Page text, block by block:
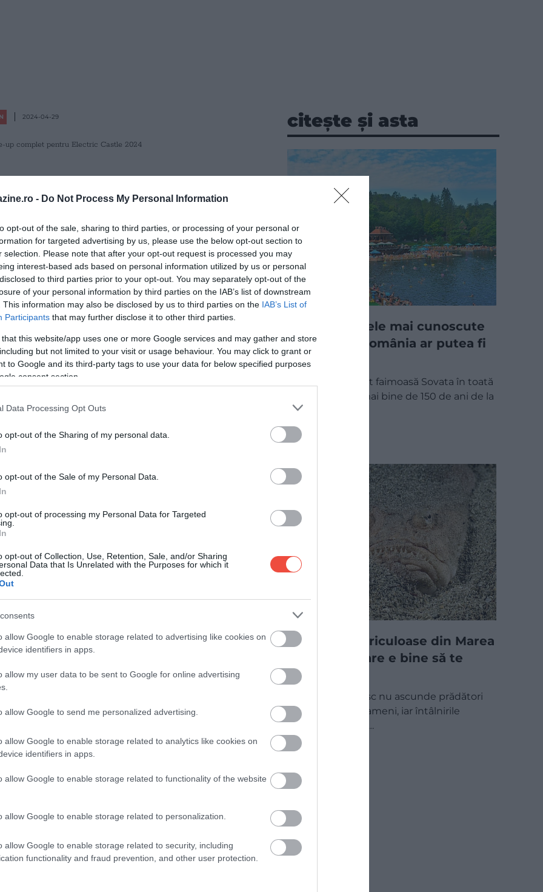
- Do Not Process My Personal Information
opt-out of the sale, sharing to third parties, or processing of your personal or
for targeted advertising by us, please use the below opt-out section to
selection. Please note that after your opt-out request is processed you may
interest-based ads based on personal information utilized by us or personal
to third parties prior to your opt-out. You may separately opt-out of the
of your personal information by third parties on the IAB’s list of downstream
This information may also be disclosed by us to third parties on the IAB’s List of
Participants that may further disclose it to other third parties.
that this website/app uses one or more Google services and may gather and store
but not limited to your visit or usage behaviour. You may click to grant or
to Google and its third-party tags to use your data for below specified purposes
consent section.
Data Processing Opt Outs
opt-out of the Sharing of my personal data.
opt-out of the Sale of my Personal Data.
opt-out of processing my Personal Data for Targeted
opt-out of Collection, Use, Retention, Sale, and/or Sharing
Data that Is Unrelated with the Purposes for which it
allow Google to enable storage related to advertising like cookies on
identifiers in apps.
allow my user data to be sent to Google for online advertising
allow Google to send me personalized advertising.
allow Google to enable storage related to analytics like cookies on
identifiers in apps.
allow Google to enable storage related to functionality of the website
allow Google to enable storage related to personalization.
allow Google to enable storage related to security, including
functionality and fraud prevention, and other user protection.
2024-04-29
up complet pentru Electric Castle 2024
PENTRU ELECTRIC
sursă preferată în Căutarea Google!
Stone Age, Chase and Status, Sean Paul și Paolo
a festivalului Electric Castle. Alți 300 de artiști din
din Bonțida, între 17 și 21 iulie, pentru a crea o
completă a artiștilor prezenți la Electric Castle 2024
există artiști ce scriu istorie în muzică.
muzicale, devenind repere pentru generații
în zone muzicale diferite. Electric Castle
vedea show-urile live și a fi parte din această istorie.
iar
Sean Paul
, unul dintre cei mai prolifici artiști
În registrul opus,
20 de ani de carieră care i-au adus milioane de
pentru a scoate fanii festivalului din zona
citește și asta
Una dintre cele mai cunoscute
atracții din România ar putea fi
în pericol
Lacul Ursu a făcut faimoasă Sovata în toată
Europa, însă, la mai bine de 150 de ani de la
formare…
INTERN
5 animale periculoase din Marea
Neagră de care e bine să te
ferești
Litoralul românesc nu ascunde prădători
care să vâneze oameni, iar întâlnirile
periculoase sunt…
INTERN